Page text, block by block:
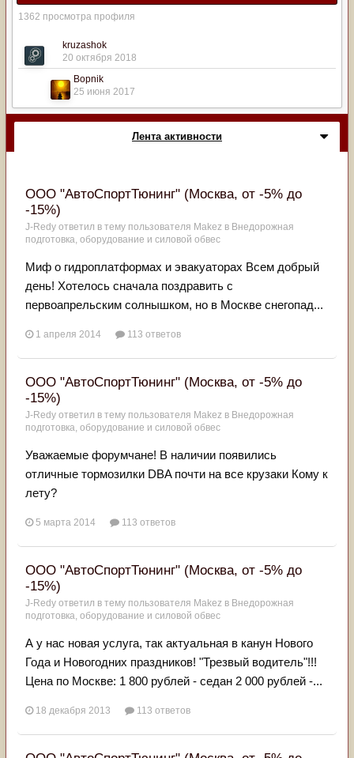
1362 просмотра профиля
kruzashok
20 октября 2018
Bopnik
25 июня 2017
Лента активности
ООО "АвтоСпортТюнинг" (Москва, от -5% до
-15%)
J-Redy ответил в тему пользователя Makez в Внедорожная
подготовка, оборудование и силовой обвес
Миф о гидроплатформах и эвакуаторах Всем добрый
день! Хотелось сначала поздравить с
первоапрельским солнышком, но в Москве снегопад...
1 апреля 2014 113 ответов
ООО "АвтоСпортТюнинг" (Москва, от -5% до
-15%)
J-Redy ответил в тему пользователя Makez в Внедорожная
подготовка, оборудование и силовой обвес
Уважаемые форумчане! В наличии появились
отличные тормозилки DBA почти на все крузаки Кому к
лету?
5 марта 2014 113 ответов
ООО "АвтоСпортТюнинг" (Москва, от -5% до
-15%)
J-Redy ответил в тему пользователя Makez в Внедорожная
подготовка, оборудование и силовой обвес
А у нас новая услуга, так актуальная в канун Нового
Года и Новогодних праздников! "Трезвый водитель"!!!
Цена по Москве: 1 800 рублей - седан 2 000 рублей -...
18 декабря 2013 113 ответов